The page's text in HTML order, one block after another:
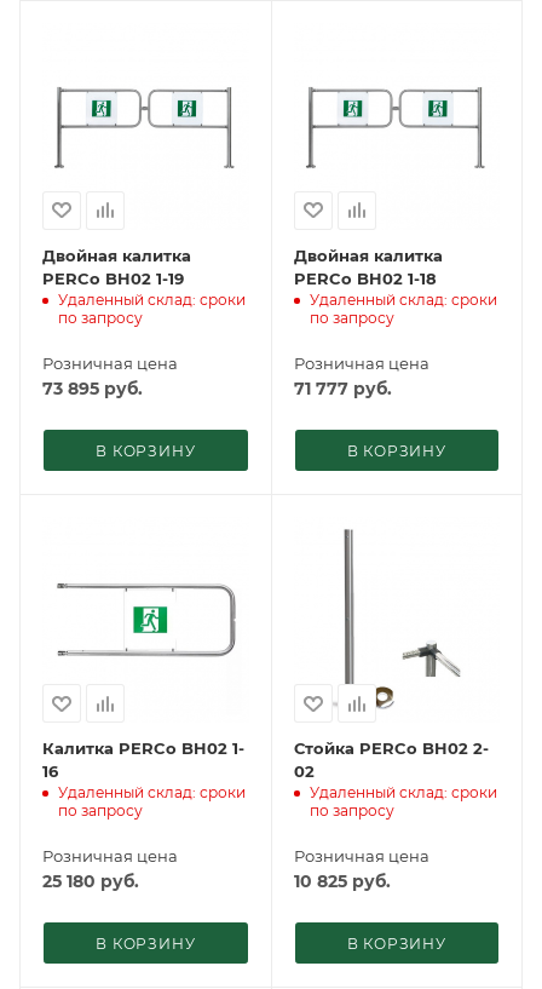
Двойная калитка
PERCo BH02 1-19
Удаленный склад: сроки
по запросу
Розничная цена
73 895 руб.
В КОРЗИНУ
Двойная калитка
PERCo BH02 1-18
Удаленный склад: сроки
по запросу
Розничная цена
71 777руб.
В КОРЗИНУ
Калитка PERCo BH02 1-
16
Удаленный склад: сроки
по запросу
Розничная цена
25 180 руб.
В КОРЗИНУ
Стойка PERCo BH02 2-
02
Удаленный склад: сроки
по запросу
Розничная цена
10 825руб.
В КОРЗИНУ